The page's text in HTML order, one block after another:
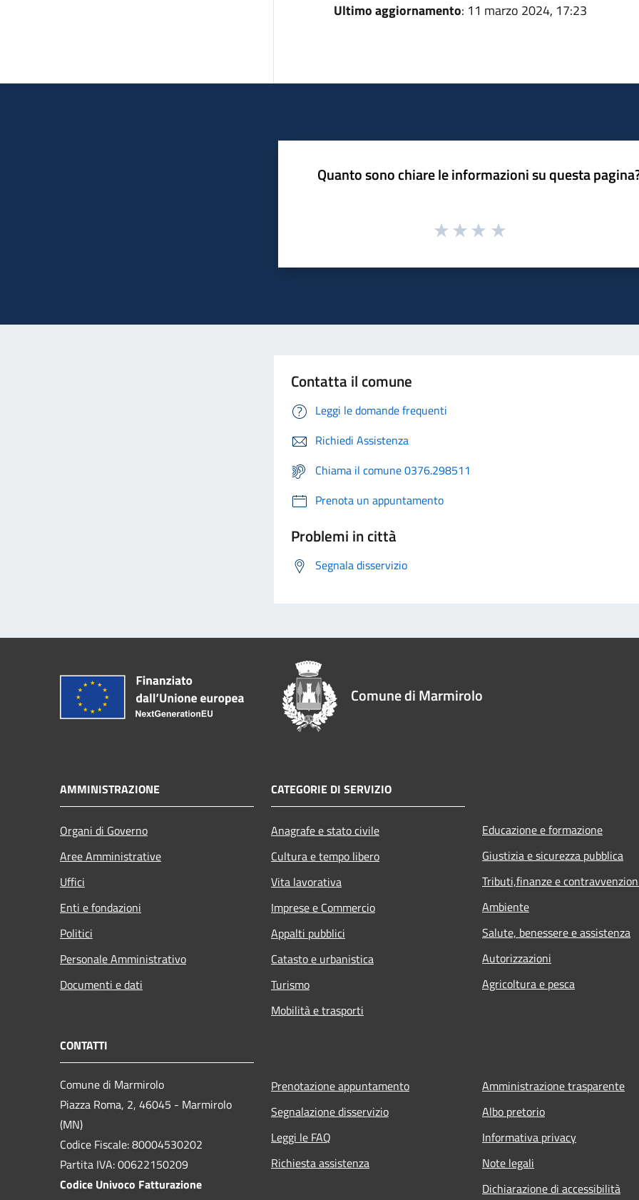
Ultimo aggiornamento: 11 marzo 2024, 17:23
Quanto sono chiare le informazioni su questa
Contatta il comune
Leggi le domande frequenti
Richiedi Assistenza
Chiama il comune 0376.298511
Prenota un appuntamento
Problemi in città
Segnala disservizio
Comune di Marmirolo
AMMINISTRAZIONE
Organi di Governo
Aree Amministrative
Uffici
Enti e fondazioni
Politici
Personale Amministrativo
Documenti e dati
CATEGORIE DI SERVIZIO
Anagrafe e stato civile
Cultura e tempo libero
Vita lavorativa
Imprese e Commercio
Appalti pubblici
Catasto e urbanistica
Turismo
Mobilità e trasporti
Educazione e formazione
Giustizia e sicurezza pubblica
Tributi,finanze e
Ambiente
Salute, benessere e assistenza
Autorizzazioni
Agricoltura e pesca
CONTATTI
Comune di Marmirolo
Piazza Roma, 2, 46045 - Marmirolo
(MN)
Codice Fiscale: 80004530202
Partita IVA: 00622150209
Codice Univoco Fatturazione
Prenotazione appuntamento
Segnalazione disservizio
Leggi le FAQ
Richiesta assistenza
Amministrazione trasparente
Albo pretorio
Informativa privacy
Note legali
Dichiarazione di accessibilità